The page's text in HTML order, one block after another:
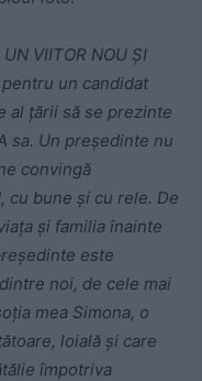
VIITOR NOU ȘI
un candidat
al țării să se prezinte
sa. Un președinte nu
convingă
cu bune și cu rele. De
și familia înainte
este
noi, de cele mai
mea Simona, o
loială și care
împotriva